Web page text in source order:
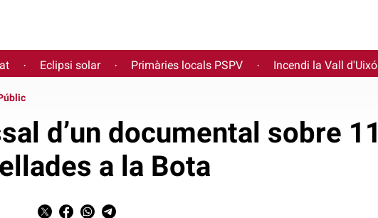
· Eclipsi solar · Primàries locals PSPV · Incendi la Vall d'Uixó
d’un documental sobre 11
a la Bota